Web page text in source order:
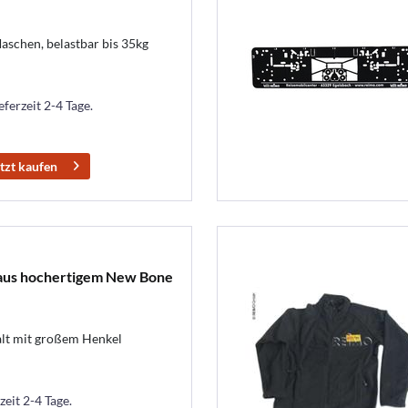
belastbar bis 35kg
2-4 Tage.
kaufen
hochertigem New Bone
mit großem Henkel
2-4 Tage.